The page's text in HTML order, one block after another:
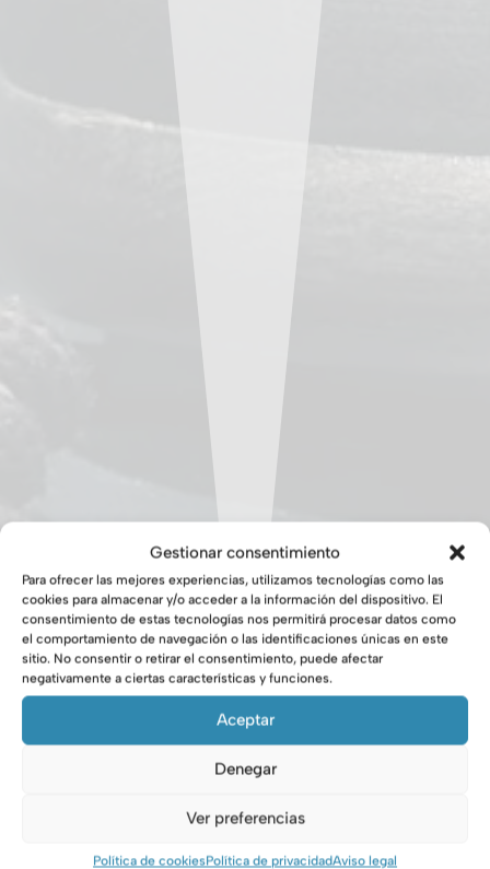
Gestionar consentimiento
Para ofrecer las mejores experiencias, utilizamos tecnologías como las
cookies para almacenar y/o acceder a la información del dispositivo. El
consentimiento de estas tecnologías nos permitirá procesar datos como
el comportamiento de navegación o las identificaciones únicas en este
sitio. No consentir o retirar el consentimiento, puede afectar
negativamente a ciertas características y funciones.
Aceptar
Denegar
Ver preferencias
Política de cookiesPolítica de privacidadAviso legal